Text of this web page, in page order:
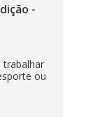
trabalhar
ou